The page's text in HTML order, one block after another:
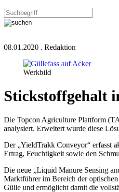
08.01.2020 . Redaktion
Werkbild
Stickstoffgehalt
Die Topcon Agriculture Plattform
analysiert. Erweitert wurde diese
Der „YieldTrakk Conveyor“ erfasst
Ertrag, Feuchtigkeit sowie den
Die neue „Liquid Manure Sensing
Marktführer im Bereich der
Gülle und ermöglicht damit die